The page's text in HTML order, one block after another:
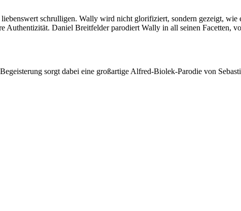
schrulligen. Wally wird nicht glorifiziert, sondern gezeigt,
Authentizität. Daniel Breitfelder parodiert Wally in all seinen Facetten,
sorgt dabei eine großartige Alfred-Biolek-Parodie von